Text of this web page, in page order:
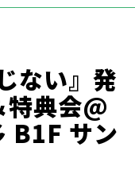
ない』発
典会@
B1F サン